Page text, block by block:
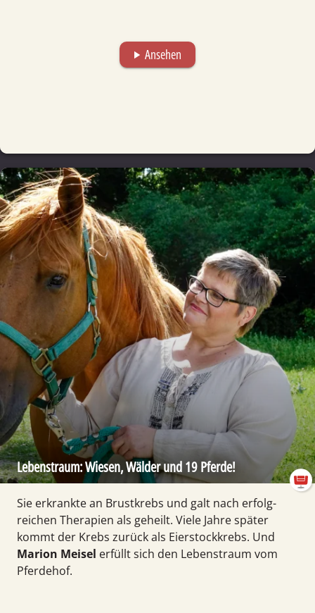
play_arrow Ansehen
Lebens­traum: Wiesen, Wälder und 19 Pferde!
Sie erkrankte an Brust­krebs und galt nach erfolg­
reichen Thera­pien als ge­heilt. Viele Jahre später
kommt der Krebs zurück als Eierstock­krebs. Und
Marion Meisel erfüllt sich den Lebens­traum vom
Pferde­hof.